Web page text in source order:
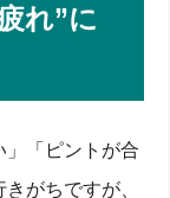
れ”に
」「ピントが合
がちですが、